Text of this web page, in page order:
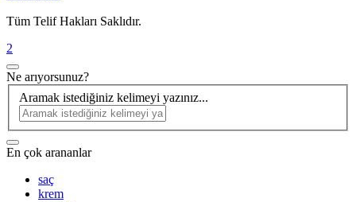
Tüm Telif Hakları Saklıdır.
2
Ne arıyorsunuz?
Aramak istediğiniz kelimeyi yazınız...
En çok arananlar
saç
krem